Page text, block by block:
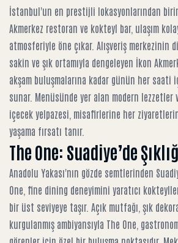
İstanbul'un en prestijli lokasyonlarından
Akmerkez restoran ve kokteyl bar, ulaşım
atmosferiyle öne çıkar. Alışveriş merkezinin
sakin ve şık ortamıyla dengeleyen İkon
akşam buluşmalarına kadar günün her
sunar. Menüsünde yer alan modern lezzetler
içecek yelpazesi, misafirlerine her
yaşama fırsatı tanır.
The One: Suadiye’de
Anadolu Yakası'nın gözde semtlerinden
One, fine dining deneyimini yaratıcı
bir üst seviyeye taşır. Açık mutfağı, şık
kurgulanmış ambiyansıyla The One,